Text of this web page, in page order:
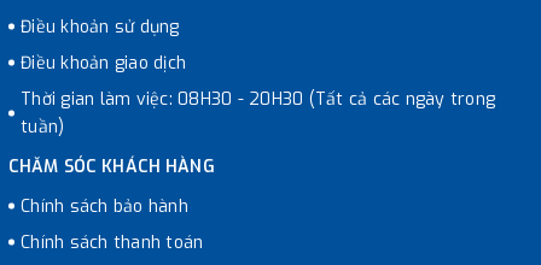
Điều khoản sử dụng
Điều khoản giao dịch
Thời gian làm việc: 08H30 - 20H30 (Tất cả các ngày trong
tuần)
CHĂM SÓC KHÁCH HÀNG
Chính sách bảo hành
Chính sách thanh toán